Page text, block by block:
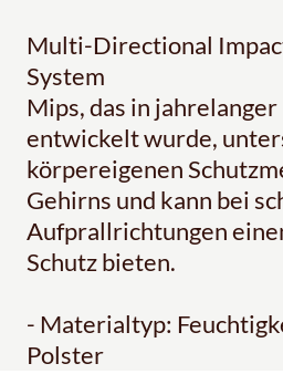
Multi-Directional
System
Mips, das in
entwickelt wurde,
körpereigenen
Gehirns und kann bei
Aufprallrichtungen
Schutz bieten.
- Materialtyp:
Polster